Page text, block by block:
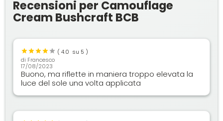
Recensioni per Camouflage
Cream Bushcraft BCB
(4.0 su 5 )
di Francesco
17/08/2023
Buono, ma riflette in maniera troppo elevata la
luce del sole una volta applicata